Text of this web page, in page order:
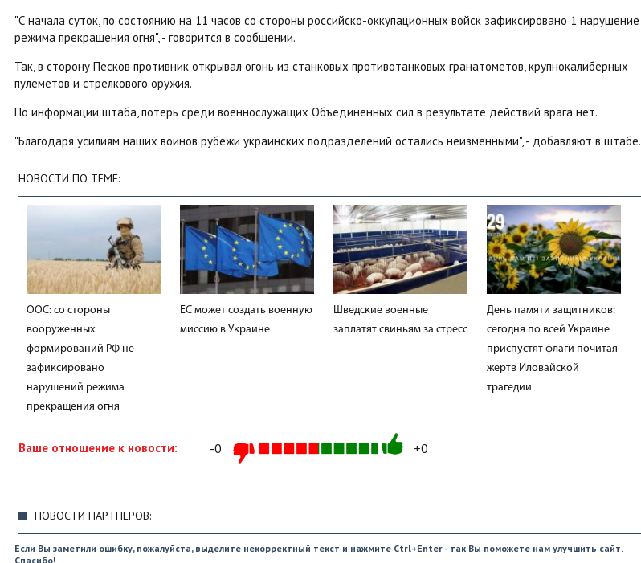
"С начала суток, по состоянию на 11 часов со стороны российско-оккупационных войск зафиксировано 1 нарушение
режима прекращения огня", - говорится в сообщении.
Так, в сторону Песков противник открывал огонь из станковых противотанковых гранатометов, крупнокалиберных
пулеметов и стрелкового оружия.
По информации штаба, потерь среди военнослужащих Объединенных сил в результате действий врага нет.
"Благодаря усилиям наших воинов рубежи украинских подразделений остались неизменными", - добавляют в штабе.
НОВОСТИ ПО ТЕМЕ:
ООС: со стороны
вооруженных
формирований РФ не
зафиксировано
нарушений режима
прекращения огня
ЕС может создать военную
миссию в Украине
Шведские военные
заплатят свиньям за стресс
День памяти защитников:
сегодня по всей Украине
приспустят флаги почитая
жертв Иловайской
трагедии
Ваше отношение к новости: -0 +0
НОВОСТИ ПАРТНЕРОВ:
Если Вы заметили ошибку, пожалуйста, выделите некорректный текст и нажмите Ctrl+Enter - так Вы поможете нам улучшить сайт.
Спасибо!